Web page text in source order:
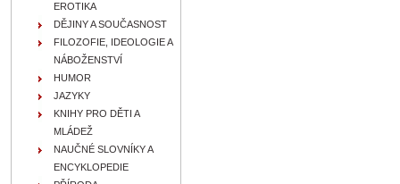
EROTIKA
DĚJINY A SOUČASNOST
FILOZOFIE, IDEOLOGIE A
NÁBOŽENSTVÍ
HUMOR
JAZYKY
KNIHY PRO DĚTI A
MLÁDEŽ
NAUČNÉ SLOVNÍKY A
ENCYKLOPEDIE